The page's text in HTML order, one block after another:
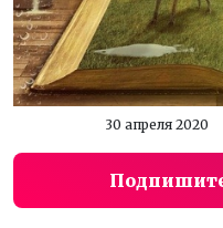
30 апреля 2020